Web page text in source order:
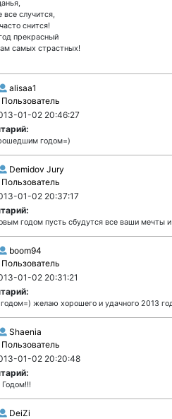
все случится,
снится!
прекрасный
самых страстных!
alisaa1
Пользователь
01-02 20:46:27
годом=)
Demidov Jury
Пользователь
01-02 20:37:17
годом пусть сбудутся все ваши мечты
boom94
Пользователь
01-02 20:31:21
желаю хорошего и удачного 2013
Shaenia
Пользователь
01-02 20:20:48
DeiZi